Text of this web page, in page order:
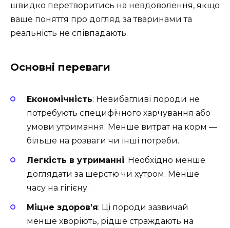
швидко перетворитись на невдоволення, якщо
ваше поняття про догляд за тваринами та
реальність не співпадають.
Основні переваги
Економічність: Невибагливі породи не
потребують специфічного харчування або
умови утримання. Менше витрат на корм —
більше на розваги чи інші потреби.
Легкість в утриманні: Необхідно менше
доглядати за шерстю чи хутром. Менше
часу на гігієну.
Міцне здоров’я: Ці породи зазвичай
менше хворіють, рідше страждають на